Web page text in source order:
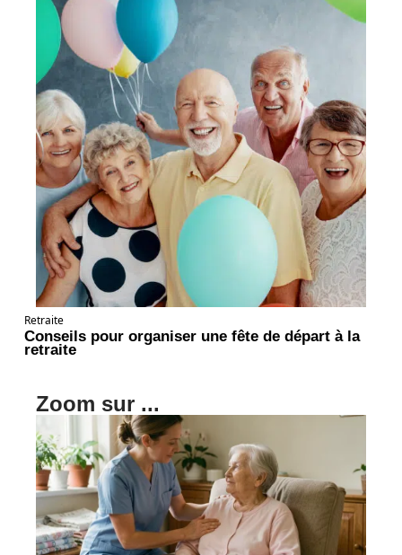
Retraite
Conseils pour organiser une fête de départ à la
retraite
Zoom sur ...